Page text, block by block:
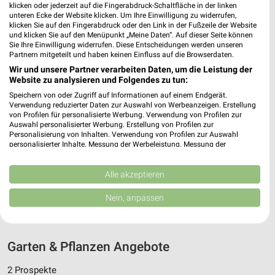
Gartencenter Augsburg Unna
Massener Straße 145
59423 Unna
Heute 11:00 - 16:00 Uhr | Geschlossen
407,79 km
Gartencenter Augsburg Schwerte
58239 Schwerte
Heute geschlossen
417,26 km
Garten & Pflanzen Angebote
2 Prospekte
klicken oder jederzeit auf die Fingerabdruck-Schaltfläche in der linken
unteren Ecke der Website klicken. Um Ihre Einwilligung zu widerrufen,
klicken Sie auf den Fingerabdruck oder den Link in der Fußzeile der Website
und klicken Sie auf den Menüpunkt „Meine Daten“. Auf dieser Seite können
Sie Ihre Einwilligung widerrufen. Diese Entscheidungen werden unseren
Partnern mitgeteilt und haben keinen Einfluss auf die Browserdaten.
Wir und unsere Partner verarbeiten Daten, um die Leistung der
Website zu analysieren und Folgendes zu tun:
Speichern von oder Zugriff auf Informationen auf einem Endgerät.
Verwendung reduzierter Daten zur Auswahl von Werbeanzeigen. Erstellung
von Profilen für personalisierte Werbung. Verwendung von Profilen zur
Auswahl personalisierter Werbung. Erstellung von Profilen zur
Personalisierung von Inhalten. Verwendung von Profilen zur Auswahl
personalisierter Inhalte. Messung der Werbeleistung. Messung der
Kombinationen von Daten aus verschiedenen Quellen. Entwicklung und
Verbesserung der Angebote. Verwendung reduzierter Daten zur Auswahl
von Inhalten.
Daten können außerhalb der Europäischen Union weitergegeben und in die
USA gesendet werden.
Website/App.
Partnerliste anzeigen (1 IAB-Anbieter)
IAB-Verarbeitungszwecke:
Alle akzeptieren
Nein, anpassen